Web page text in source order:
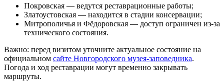
Покровская — ведутся реставрационные работы;
Златоустовская — находится в стадии консервации;
Митрополичья и Фёдоровская — доступ ограничен из‑за
технического состояния.
Важно: перед визитом уточните актуальное состояние на
официальном сайте Новгородского музея‑заповедника.
Погода и ход реставрации могут временно закрывать
маршруты.